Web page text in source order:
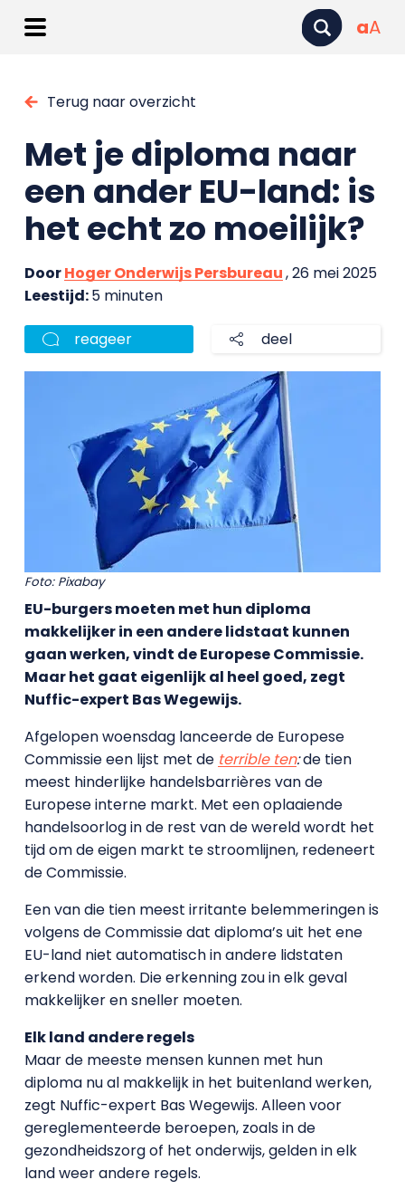
aA
Terug naar overzicht
Met je diploma naar
een ander EU-land: is
het echt zo moeilijk?
DoorHoger Onderwijs Persbureau, 26 mei 2025
Leestijd:5 minuten
reageer deel
Foto: Pixabay
EU-burgers moeten met hun diploma
makkelijker in een andere lidstaat kunnen
gaan werken, vindt de Europese Commissie.
Maar het gaat eigenlijk al heel goed, zegt
Nuffic-expert Bas Wegewijs.
Afgelopen woensdag lanceerde de Europese
Commissie een lijst met de terrible ten:de tien
meest hinderlijke handelsbarrières van de
Europese interne markt. Met een oplaaiende
handelsoorlog in de rest van de wereld wordt het
tijd om de eigen markt te stroomlijnen, redeneert
de Commissie.
Een van die tien meest irritante belemmeringen is
volgens de Commissie dat diploma’s uit het ene
EU-land niet automatisch in andere lidstaten
erkend worden. Die erkenning zou in elk geval
makkelijker en sneller moeten.
Elk land andere regels
Maar de meeste mensen kunnen met hun
diploma nu al makkelijk in het buitenland werken,
zegt Nuffic-expert Bas Wegewijs. Alleen voor
gereglementeerde beroepen, zoals in de
gezondheidszorg of het onderwijs, gelden in elk
land weer andere regels.